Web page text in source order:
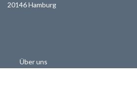
20146 Hamburg
Über uns